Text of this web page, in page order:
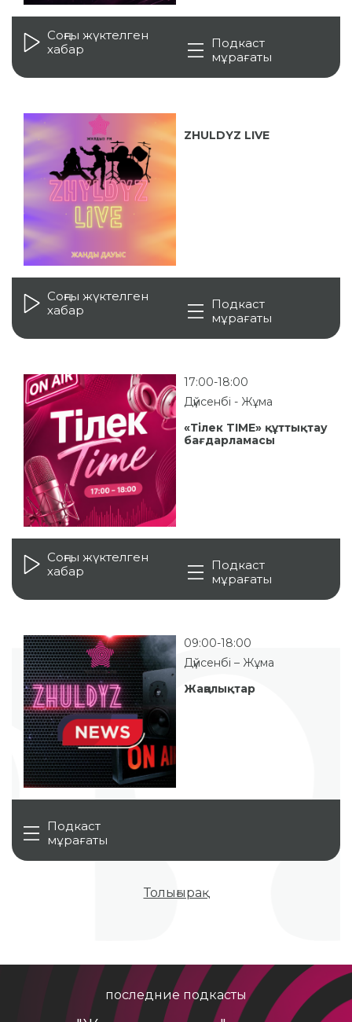
Соңғы жүктелген
хабар
Подкаст
мұрағаты
ZHULDYZ LIVE
Соңғы жүктелген
хабар
Подкаст
мұрағаты
17:00-18:00
Дүйсенбі - Жұма
«Тілек TIME» құттықтау
бағдарламасы
Соңғы жүктелген
хабар
Подкаст
мұрағаты
09:00-18:00
Дүйсенбі – Жұма
Жаңалықтар
Подкаст
мұрағаты
Толығырақ
последние подкасты